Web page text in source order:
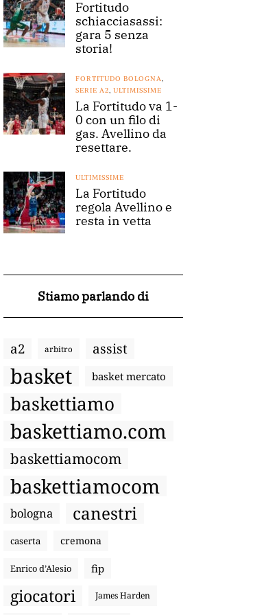
Fortitudo
schiacciasassi:
gara 5 senza
storia!
FORTITUDO BOLOGNA,
SERIE A2, ULTIMISSIME
La Fortitudo va 1-
0 con un filo di
gas. Avellino da
resettare.
ULTIMISSIME
La Fortitudo
regola Avellino e
resta in vetta
Stiamo parlando di
a2 arbitro assist
basket basket mercato
baskettiamo
baskettiamo.com
baskettiamocom
baskettiamocom
bologna canestri
caserta cremona
Enrico d’Alesio fip
giocatori James Harden